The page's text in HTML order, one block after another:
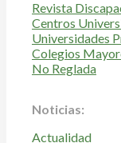
Revista
Centros
Universidades
Colegios
No Reglada
Noticias:
Actualidad